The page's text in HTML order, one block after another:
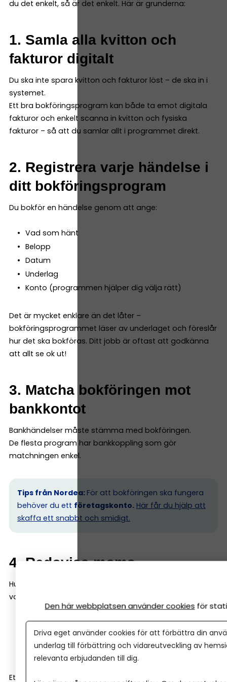
du det enkelt, så är det enkelt. Här är grunderna:
1. Samla alla kvitton och
fakturor digitalt
Du ska inte spara kvitton och fakturor löst – de ska in i
systemet.
Ett bra bokföringsprogram kan både ta emot digitala
fakturor och enkelt scanna in kvitton och fysiska
fakturor – så att du samlar allt i programmet direkt.
2. Registrera varje händelse i
ditt bokföringsprogram
Du bokför en händelse genom att ange:
Vad som hänt
Belopp
Datum
Underlag
Konto (programmen hjälper dig välja rätt)
Det är mycket enklare än det låter –
bokföringsprogrammet läser av underlaget och föreslår
hur det ska bokföras. Ditt jobb är oftast att godkänna
att allt se ok ut!
3. Matcha bokföringen mot
bankkontot
Bankhändelser måste stämma med bokföringen.
De flesta program har bankkoppling som gör
matchningen enkel.
Tips från Nordea: För att bokföringen ska fungera
behöver du ett företagskonto. Här får du hjälp att
skaffa ett snabbt och smidigt.
4. Redovisa moms
Hur ofta du redovisar beror på omsättning och om du
valt:
Månadsvis
Kvartalsvis
Årligen
Ett bokföringsprogram räknar ut momsen åt dig och
Den här webbplatsen använder cookies för
Driva eget använder cookies för att förbättra din
underlag till förbättring och vidareutveckling av
relevanta erbjudanden till dig.